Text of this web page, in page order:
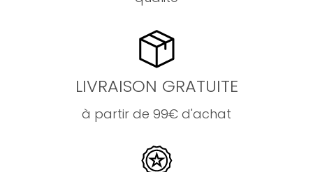
LIVRAISON GRATUITE
à partir de 99€ d'achat